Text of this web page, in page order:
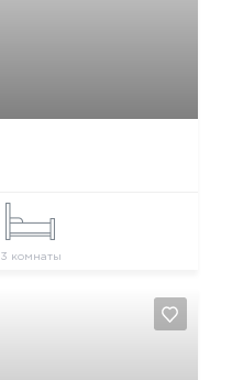
3 комнаты